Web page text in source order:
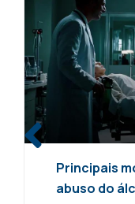
Principais
abuso do